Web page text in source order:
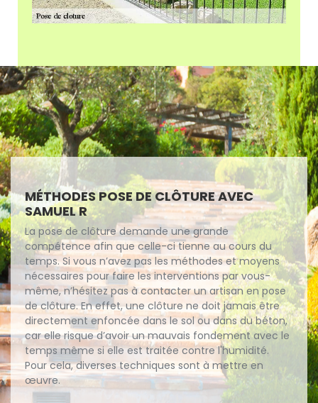
MÉTHODES POSE DE CLÔTURE AVEC
SAMUEL R
La pose de clôture demande une grande
compétence afin que celle-ci tienne au cours du
temps. Si vous n’avez pas les méthodes et moyens
nécessaires pour faire les interventions par vous-
même, n’hésitez pas à contacter un artisan en pose
de clôture. En effet, une clôture ne doit jamais être
directement enfoncée dans le sol ou dans du béton,
car elle risque d’avoir un mauvais fondement avec le
temps même si elle est traitée contre l'humidité.
Pour cela, diverses techniques sont à mettre en
œuvre.